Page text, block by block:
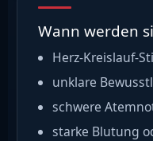
Wann werden
Herz-Kreislauf-
unklare
schwere
starke Blutung